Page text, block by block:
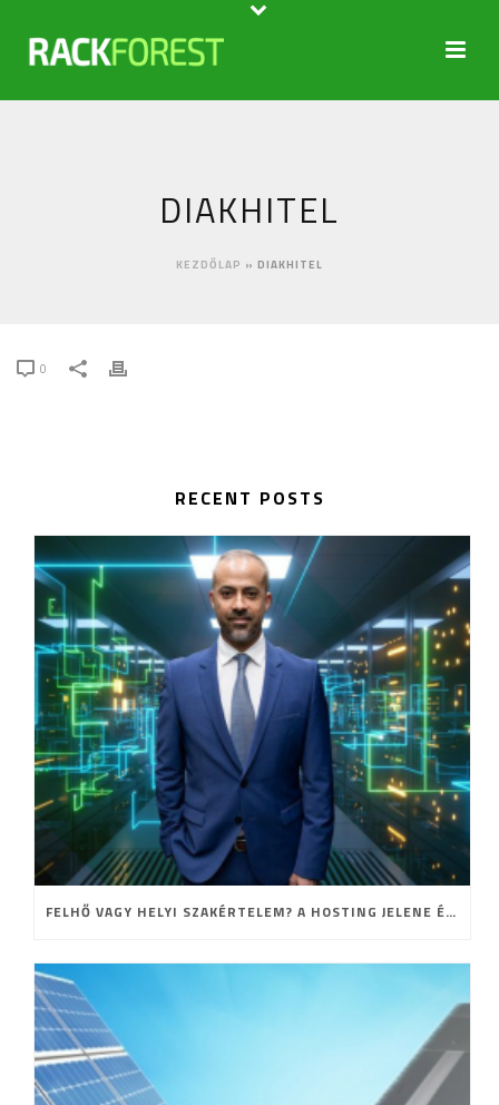
DIAKHITEL
KEZDŐLAP » DIAKHITEL
0
RECENT POSTS
FELHŐ VAGY HELYI SZAKÉRTELEM? A HOSTING JELENE ÉS JÖVŐJE